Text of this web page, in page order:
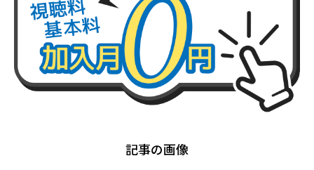
記事の画像